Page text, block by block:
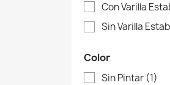
Color
Sin Pintar (1)